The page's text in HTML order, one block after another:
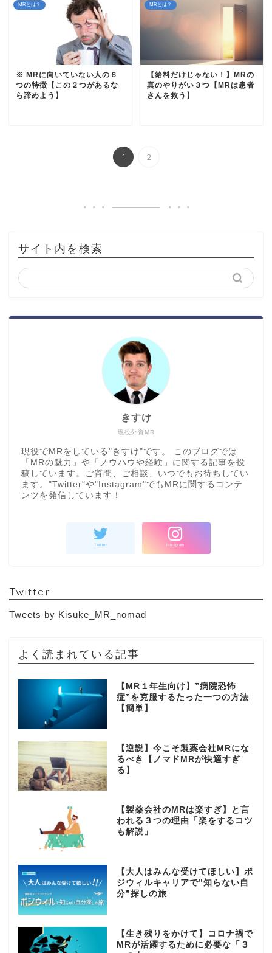
MRとは？
※ MRに向いていない人の６
つの特徴【この２つがあるな
ら諦めよう】
MRとは？
【給料だけじゃない！】MRの
真のやりがい３つ【MRは患者
さんを救う】
1 2
サイト内を検索
現役外資MR
きすけ
現役でMRをしている"きすけ"です。 このブログでは
「MRの魅力」や「ノウハウや経験」に関する記事を投
稿しています。ご質問、ご相談、いつでもお待ちしてい
ます。"Twitter"や"Instagram"でもMRに関するコンテ
ンツを発信しています！
Twitter
Tweets by Kisuke_MR_nomad
よく読まれている記事
【MR１年生向け】”病院恐怖
症”を克服するたった一つの方法
【簡単】
【逆説】今こそ製薬会社MRにな
るべき【ノマドMRが快適すぎ
る】
【製薬会社のMRは楽すぎ】と言
われる３つの理由「楽をするコツ
も解説」
【大人はみんな受けてほしい】ポ
ジウィルキャリアで”知らない自
分”探しの旅
【生き残りをかけて】コロナ禍で
MRが活躍するために必要な「３
HOME
MRとお金